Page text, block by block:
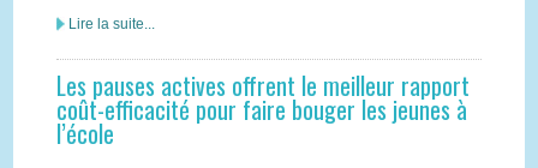
Lire la suite...
Les pauses actives offrent le meilleur rapport
coût-efficacité pour faire bouger les jeunes à
l’école